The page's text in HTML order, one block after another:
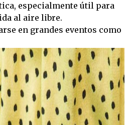
especialmente útil para
al aire libre.
en grandes eventos como